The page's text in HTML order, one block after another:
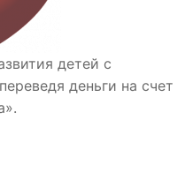
детей с
деньги на счет